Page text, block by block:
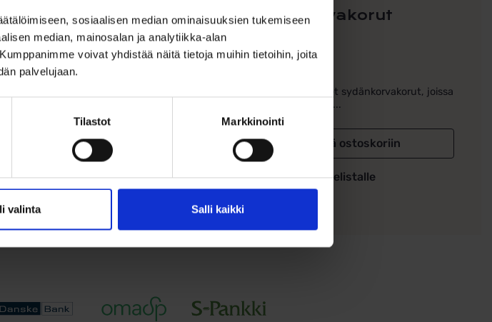
sosiaalisen median ominaisuuksien tukemiseen
median, mainosalan ja analytiikka-alan
voivat yhdistää näitä tietoja muihin tietoihin, joita
palvelujaan.
Tilastot Markkinointi
valinta Salli kaikki
kultakorvakorut
122,00 €
Lisää ostoskoriin
Lisää toivelistalle
kultakorvakorut
90,00 €
14k keltakultaiset sydänkorvakorut, joissa
yhdistyy kiiltävä...
Lisää ostoskoriin
Lisää toivelistalle